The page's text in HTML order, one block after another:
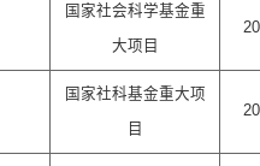
国家社会科学基金重
大项目
国家社科基金重大项
目